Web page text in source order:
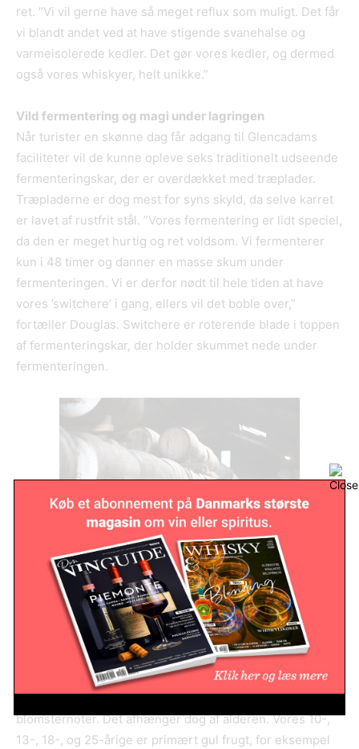
ret. ”Vi vil gerne have så meget reflux som muligt. Det får
vi blandt andet ved at have stigende svanehalse og
varmeisolerede kedler. Det gør vores kedler, og dermed
også vores whiskyer, helt unikke.”
Vild fermentering og magi under lagringen
Når turister en skønne dag får adgang til Glencadams
faciliteter vil de kunne opleve seks traditionelt udseende
fermenteringskar, der er overdækket med træplader.
Træpladerne er dog mest for syns skyld, da selve karret
er lavet af rustfrit stål. ”Vores fermentering er lidt speciel,
da den er meget hurtig og ret voldsom. Vi fermenterer
kun i 48 timer og danner en masse skum under
fermenteringen. Vi er derfor nødt til hele tiden at have
vores ’switchere’ i gang, ellers vil det boble over,”
fortæller Douglas. Switchere er roterende blade i toppen
af fermenteringskar, der holder skummet nede under
fermenteringen.
Glencadam har to ’dunnage’ lagringshaller, hvor
fremtidige besøgende både kan finde tønder med
Glencadam og forskellige tønder fra andre destillerier,
der er indkøbt til brug i blends. Her kan Douglas give et
interessant indblik i, hvordan whisky kan udvikle sig
under lagringen: ”Som udgangspunkt vil jeg definere
Glencadam som meget let og frugtig whisky med
blomsternoter. Det afhænger dog af alderen. Vores 10-,
13-, 18-, og 25-årige er primært gul frugt, for eksempel